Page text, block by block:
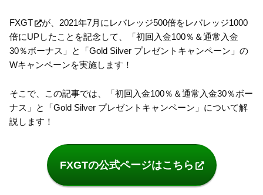
FXGT
が、2021年7月にレバレッジ500倍をレバレッジ1000
倍にUPしたことを記念して、「初回入金100％＆通常入金
30％ボーナス」と「Gold Silver プレゼントキャンペーン」の
Wキャンペーンを実施します！
そこで、この記事では、「初回入金100％＆通常入金30％ボー
ナス」と「Gold Silver プレゼントキャンペーン」について解
説します！
FXGTの公式ページはこちら